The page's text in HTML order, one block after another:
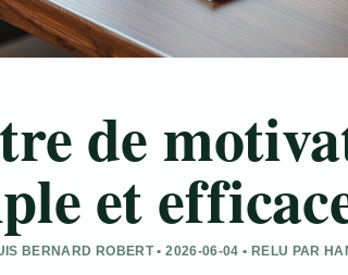
de
et
BERNARD ROBERT • 2026-06-04 • RELU PAR